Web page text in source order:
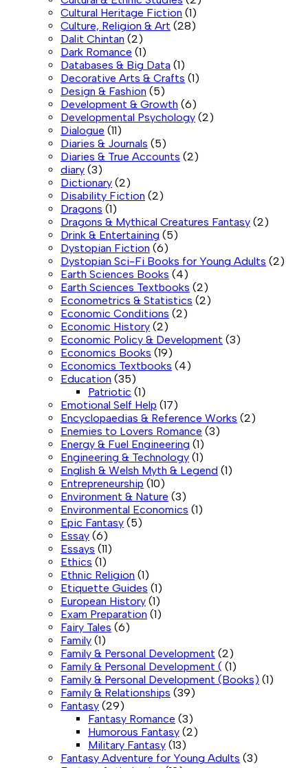
Cultural Heritage Fiction (1)
Culture, Religion & Art (28)
Dalit Chintan (2)
Dark Romance (1)
Databases & Big Data (1)
Decorative Arts & Crafts (1)
Design & Fashion (5)
Development & Growth (6)
Developmental Psychology (2)
Dialogue (11)
Diaries & Journals (5)
Diaries & True Accounts (2)
diary (3)
Dictionary (2)
Disability Fiction (2)
Dragons (1)
Dragons & Mythical Creatures Fantasy (2)
Drink & Entertaining (5)
Dystopian Fiction (6)
Dystopian Sci-Fi Books for Young Adults (2)
Earth Sciences Books (4)
Earth Sciences Textbooks (2)
Econometrics & Statistics (2)
Economic Conditions (2)
Economic History (2)
Economic Policy & Development (3)
Economics Books (19)
Economics Textbooks (4)
Education (35)
Patriotic (1)
Emotional Self Help (17)
Encyclopaedias & Reference Works (2)
Enemies to Lovers Romance (3)
Energy & Fuel Engineering (1)
Engineering & Technology (1)
English & Welsh Myth & Legend (1)
Entrepreneurship (10)
Environment & Nature (3)
Environmental Economics (1)
Epic Fantasy (5)
Essay (6)
Essays (11)
Ethics (1)
Ethnic Religion (1)
Etiquette Guides (1)
European History (1)
Exam Preparation (1)
Fairy Tales (6)
Family (1)
Family & Personal Development (2)
Family & Personal Development ( (1)
Family & Personal Development (Books) (1)
Family & Relationships (39)
Fantasy (29)
Fantasy Romance (3)
Humorous Fantasy (2)
Military Fantasy (13)
Fantasy Adventure for Young Adults (3)